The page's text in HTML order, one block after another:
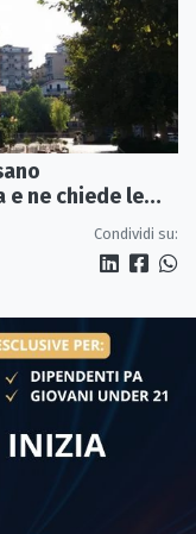
ne chiede le
Condividi su: